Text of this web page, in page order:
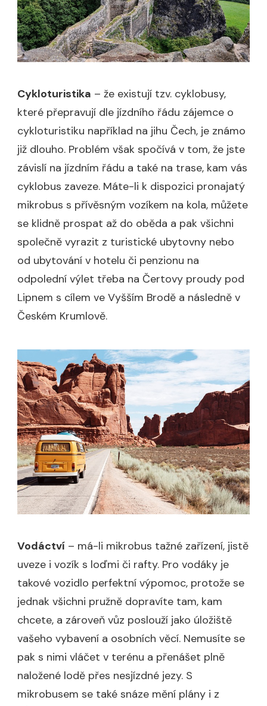
Cykloturistika – že existují tzv. cyklobusy,
které přepravují dle jízdního řádu zájemce o
cykloturistiku například na jihu Čech, je známo
již dlouho. Problém však spočívá v tom, že jste
závislí na jízdním řádu a také na trase, kam vás
cyklobus zaveze. Máte-li k dispozici pronajatý
mikrobus s přívěsným vozíkem na kola, můžete
se klidně prospat až do oběda a pak všichni
společně vyrazit z turistické ubytovny nebo
od ubytování v hotelu či penzionu na
odpolední výlet třeba na Čertovy proudy pod
Lipnem s cílem ve Vyšším Brodě a následně v
Českém Krumlově.
Vodáctví – má-li mikrobus tažné zařízení, jistě
uveze i vozík s loďmi či rafty. Pro vodáky je
takové vozidlo perfektní výpomoc, protože se
jednak všichni pružně dopravíte tam, kam
chcete, a zároveň vůz poslouží jako úložiště
vašeho vybavení a osobních věcí. Nemusíte se
pak s nimi vláčet v terénu a přenášet plně
naložené lodě přes nesjízdné jezy. S
mikrobusem se také snáze mění plány i z